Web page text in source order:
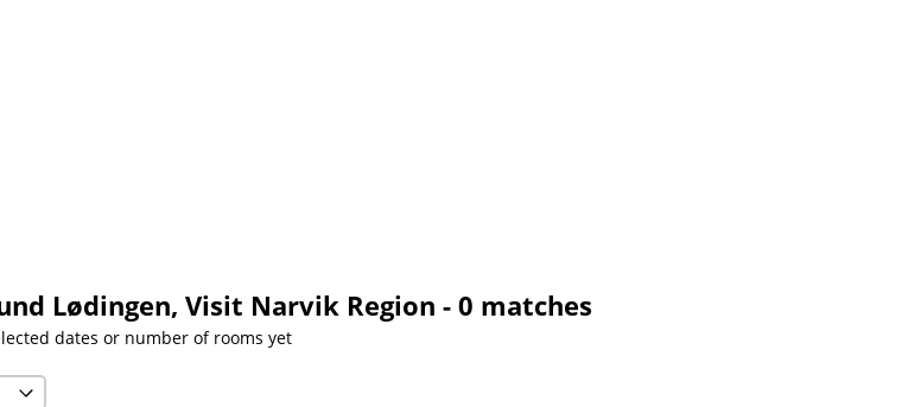
Lødingen, Visit Narvik Region - 0 matches
dates or number of rooms yet